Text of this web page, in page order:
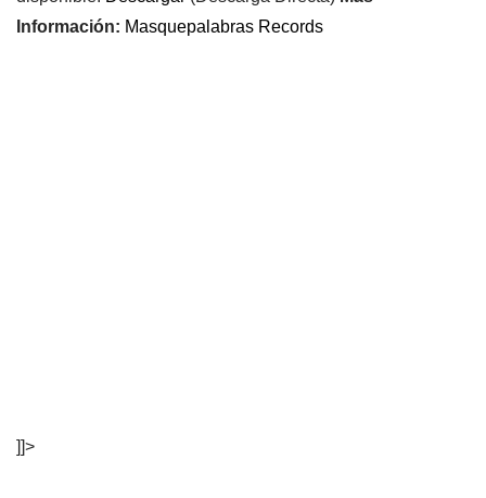
Información: Masquepalabras Records
]]>